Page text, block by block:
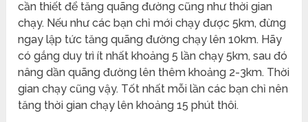
cần thiết để tăng quãng đường cũng như thời gian
chạy. Nếu như các bạn chỉ mới chạy được 5km, đừng
ngay lập tức tăng quãng đường chạy lên 10km. Hãy
có gắng duy trì ít nhất khoảng 5 lần chạy 5km, sau đó
nâng dần quãng đường lên thêm khoảng 2-3km. Thời
gian chạy cũng vậy. Tốt nhất mỗi lần các bạn chỉ nên
tăng thời gian chạy lên khoảng 15 phút thôi.